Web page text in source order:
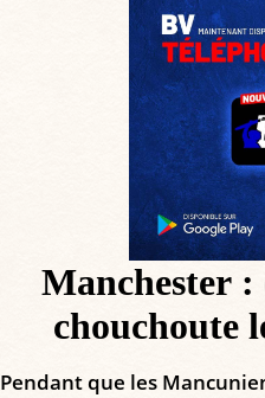
Manchester
chouchoute
Pendant que les